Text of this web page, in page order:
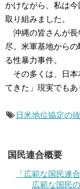
かけながら、私は
取り組みました。
沖縄の皆さんが長
尽。米軍基地から
る性暴力事件。
その多くは、日本
てきた」現実でもあ
日米地位協定の
国民連合概要
「広範な国民連
広範な国民